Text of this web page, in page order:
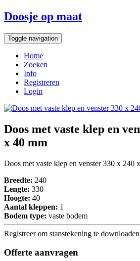
Doosje op maat
Toggle navigation
Home
Zoeken
Info
Registreren
Login
Doos met vaste klep en
x 40 mm
Doos met vaste klep en venster 330 x 240
Breedte: 240
Lengte: 330
Hoogte: 40
Aantal kleppen: 1
Bodem type: vaste bodem
Registreer om stanstekening te downloaden
Offerte aanvragen